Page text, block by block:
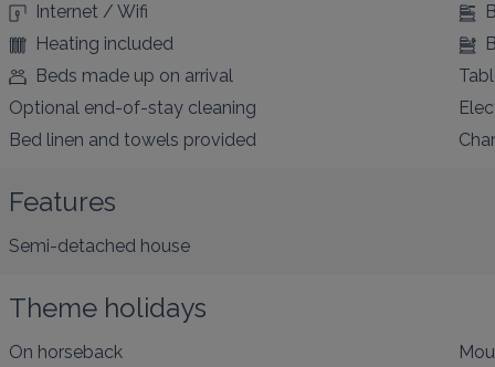
Internet / Wifi
Heating included
Beds made up on arrival
Optional end-of-stay cleaning
Bed linen and towels provided
Features
Semi-detached house
Theme holidays
On horseback